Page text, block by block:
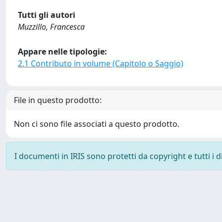
Tutti gli autori
Muzzillo, Francesca
Appare nelle tipologie:
2.1 Contributo in volume (Capitolo o Saggio)
File in questo prodotto:
Non ci sono file associati a questo prodotto.
I documenti in IRIS sono protetti da copyright e tutti i